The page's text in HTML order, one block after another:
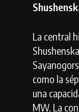
La central
como la
una
MW. La